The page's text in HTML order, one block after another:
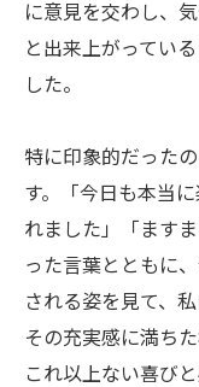
に意見を交わし、
と出来上がってい
した。
特に印象的だった
す。「今日も本当
れました」「ます
った言葉とともに
される姿を見て、
その充実感に満ち
これ以上ない喜び